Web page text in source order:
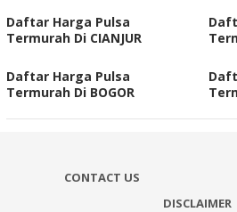
Daftar Harga Pulsa
Termurah Di CIANJUR
Daftar Harga Pulsa
Termurah Di BOGOR
CONTACT US
DISCLAIMER